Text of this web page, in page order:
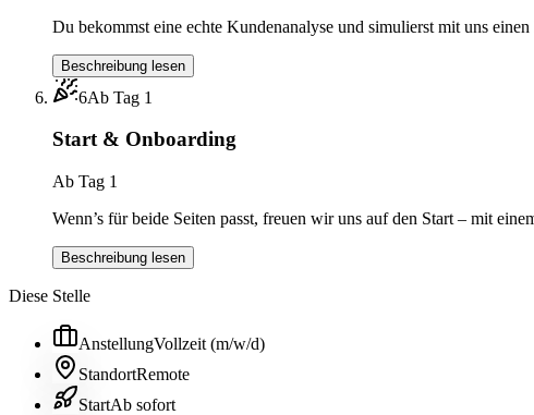
Du bekommst eine echte Kundenanalyse und simulierst mit uns
Beschreibung lesen
6Ab Tag 1
Start & Onboarding
Ab Tag 1
Wenn’s für beide Seiten passt, freuen wir uns auf den Start – mit
Beschreibung lesen
Diese Stelle
AnstellungVollzeit (m/w/d)
StandortRemote
StartAb sofort